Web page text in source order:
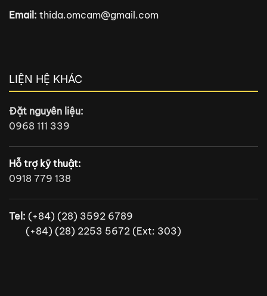
Email: thida.omcam@gmail.com
LIỆN HỆ KHÁC
Đặt nguyên liệu:
0968 111 339
Hỗ trợ kỹ thuật:
0918 779 138
Tel: (+84) (28) 3592 6789
(+84) (28) 2253 5672 (Ext: 303)